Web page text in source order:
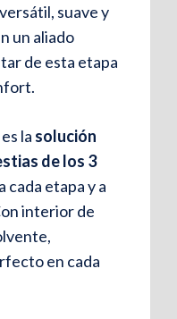
suave y
un aliado
de esta etapa
la solución
de los 3
cada etapa y a
interior de
en cada